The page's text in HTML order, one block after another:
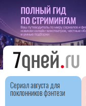
Сериал августа для
поклонников фэнтези